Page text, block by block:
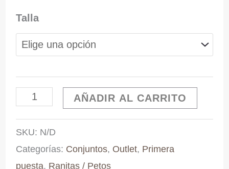
original
era:
35,90 €.
es:
32,31 €.
Talla
Conjunto
ranita
y
AÑADIR AL CARRITO
SKU: N/D
Categorías: Conjuntos, Outlet, Primera
puesta, Ranitas / Petos